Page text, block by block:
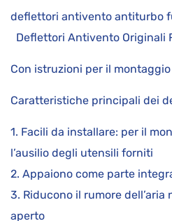
deflettori antivento
Deflettori Antivento Originali
Con istruzioni per il montaggio
Caratteristiche principali dei
1. Facili da installare: per il
l’ausilio degli utensili forniti
2. Appaiono come parte
3. Riducono il rumore dell’aria
aperto